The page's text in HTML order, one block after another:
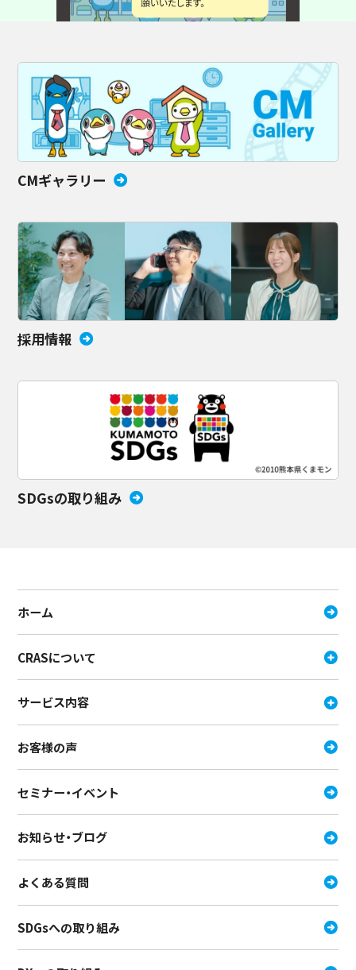
CMギャラリー
採用情報
SDGsの取り組み
ホーム
CRASについて
サービス内容
お客様の声
セミナー・イベント
お知らせ・ブログ
よくある質問
SDGsへの取り組み